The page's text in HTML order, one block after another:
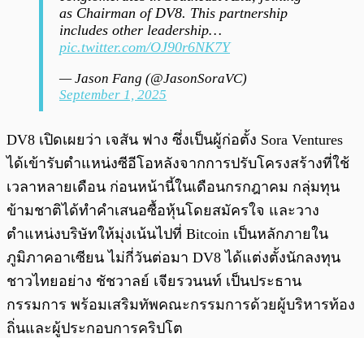
as Chairman of DV8. This partnership
includes other leadership…
pic.twitter.com/OJ90r6NK7Y
— Jason Fang (@JasonSoraVC)
September 1, 2025
DV8 เปิดเผยว่า เจสัน ฟาง ซึ่งเป็นผู้ก่อตั้ง Sora Ventures
ได้เข้ารับตำแหน่งซีอีโอหลังจากการปรับโครงสร้างที่ใช้
เวลาหลายเดือน ก่อนหน้านี้ในเดือนกรกฎาคม กลุ่มทุน
ข้ามชาติได้ทำคำเสนอซื้อหุ้นโดยสมัครใจ และวาง
ตำแหน่งบริษัทให้มุ่งเน้นไปที่ Bitcoin เป็นหลักภายใน
ภูมิภาคอาเซียน ไม่กี่วันต่อมา DV8 ได้แต่งตั้งนักลงทุน
ชาวไทยอย่าง ชัชวาลย์ เจียรวนนท์ เป็นประธาน
กรรมการ พร้อมเสริมทัพคณะกรรมการด้วยผู้บริหารท้อง
ถิ่นและผู้ประกอบการคริปโต